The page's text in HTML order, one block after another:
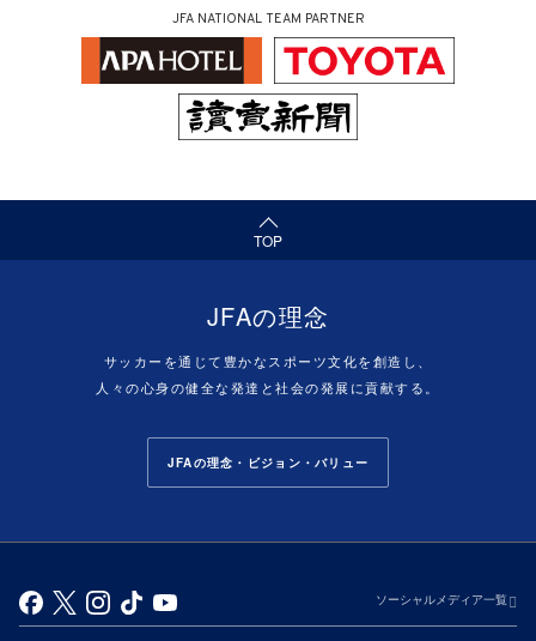
JFA NATIONAL TEAM PARTNER
TOP
（ページの先頭へ）
JFAの理念
サッカーを通じて豊かなスポーツ文化を創造し、
人々の心身の健全な発達と社会の発展に貢献する。
JFAの理念・ビジョン・バリュー
ソーシャルメディア一覧